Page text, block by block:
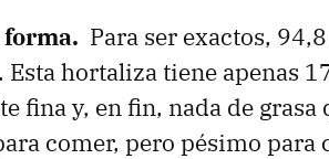
forma. Para ser exactos,
hortaliza tiene apenas
fina y, en fin, nada de grasa
comer, pero pésimo para